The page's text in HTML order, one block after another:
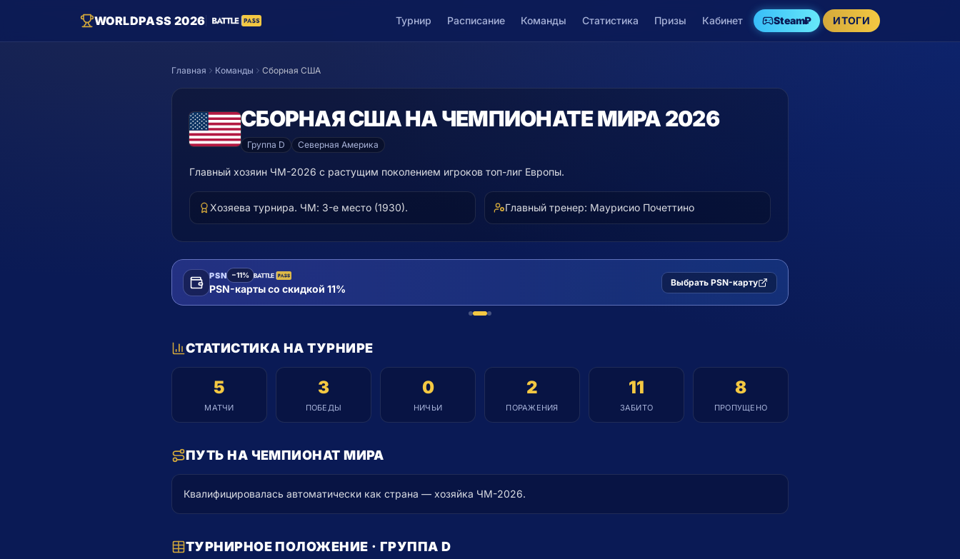
WORLDPASS 2026 Турнир Расписание Команды Статистика Призы Кабинет Steam₽ ИТОГИ
Главная Команды Сборная США
СБОРНАЯСШАНА ЧЕМПИОНАТЕ МИРА 2026
Группа D Северная Америка
Главный хозяин ЧМ-2026 с растущим поколением игроков топ-лиг Европы.
Хозяева турнира. ЧМ: 3-е место (1930). Главный тренер: Маурисио Почеттино
PSN −11%
PSN-карты со скидкой 11%
Выбрать PSN-карту
СТАТИСТИКА НА ТУРНИРЕ
5
МАТЧИ
3
ПОБЕДЫ
0
НИЧЬИ
2
ПОРАЖЕНИЯ
11
ЗАБИТО
8
ПРОПУЩЕНО
ПУТЬ НА ЧЕМПИОНАТ МИРА
Квалифицировалась автоматически как страна — хозяйка ЧМ-2026.
ТУРНИРНОЕ ПОЛОЖЕНИЕ · ГРУППА D